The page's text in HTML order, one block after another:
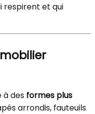
respirent et qui
à des formes plus
arrondis, fauteuils